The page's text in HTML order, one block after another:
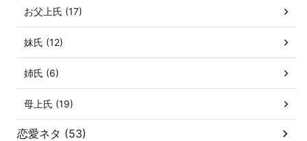
お父上氏 (17)
妹氏 (12)
姉氏 (6)
母上氏 (19)
恋愛ネタ (53)